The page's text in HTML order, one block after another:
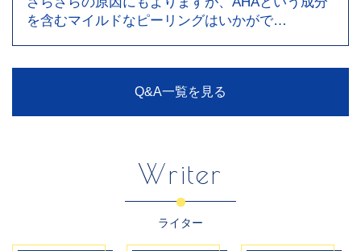
を含むマイルドなピーリングはいかがで…
Q&A一覧を見る
Writer
ライター